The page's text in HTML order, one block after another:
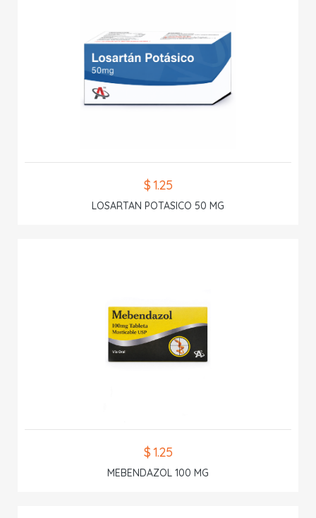
$ 1.25
LOSARTAN POTASICO 50 MG
$ 1.25
MEBENDAZOL 100 MG